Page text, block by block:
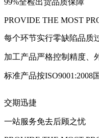
99%全检出货品质保障
PROVIDE THE MOST
每个环节实行零缺陷品
加工产品严格控制精度、
标准产品按ISO9001:2008
交期迅捷
一站服务免去后顾之忧